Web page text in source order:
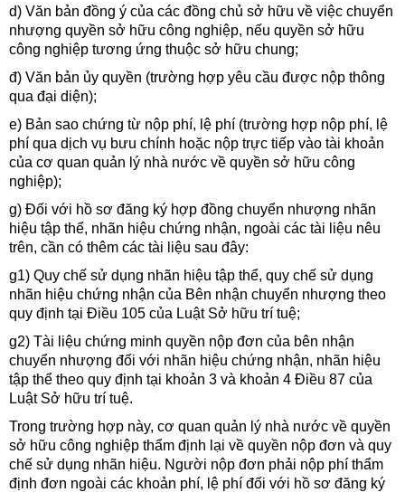
d) Văn bản đồng ý của các đồng chủ sở hữu về việc chuyển
nhượng quyền sở hữu công nghiệp, nếu quyền sở hữu
công nghiệp tương ứng thuộc sở hữu chung;
đ) Văn bản ủy quyền (trường hợp yêu cầu được nộp thông
qua đại diện);
e) Bản sao chứng từ nộp phí, lệ phí (trường hợp nộp phí, lệ
phí qua dịch vụ bưu chính hoặc nộp trực tiếp vào tài khoản
của cơ quan quản lý nhà nước về quyền sở hữu công
nghiệp);
g) Đối với hồ sơ đăng ký hợp đồng chuyển nhượng nhãn
hiệu tập thể, nhãn hiệu chứng nhận, ngoài các tài liệu nêu
trên, cần có thêm các tài liệu sau đây:
g1) Quy chế sử dụng nhãn hiệu tập thể, quy chế sử dụng
nhãn hiệu chứng nhận của Bên nhận chuyển nhượng theo
quy định tại Điều 105 của Luật Sở hữu trí tuệ;
g2) Tài liệu chứng minh quyền nộp đơn của bên nhận
chuyển nhượng đối với nhãn hiệu chứng nhận, nhãn hiệu
tập thể theo quy định tại khoản 3 và khoản 4 Điều 87 của
Luật Sở hữu trí tuệ.
Trong trường hợp này, cơ quan quản lý nhà nước về quyền
sở hữu công nghiệp thẩm định lại về quyền nộp đơn và quy
chế sử dụng nhãn hiệu. Người nộp đơn phải nộp phí thẩm
định đơn ngoài các khoản phí, lệ phí đối với hồ sơ đăng ký